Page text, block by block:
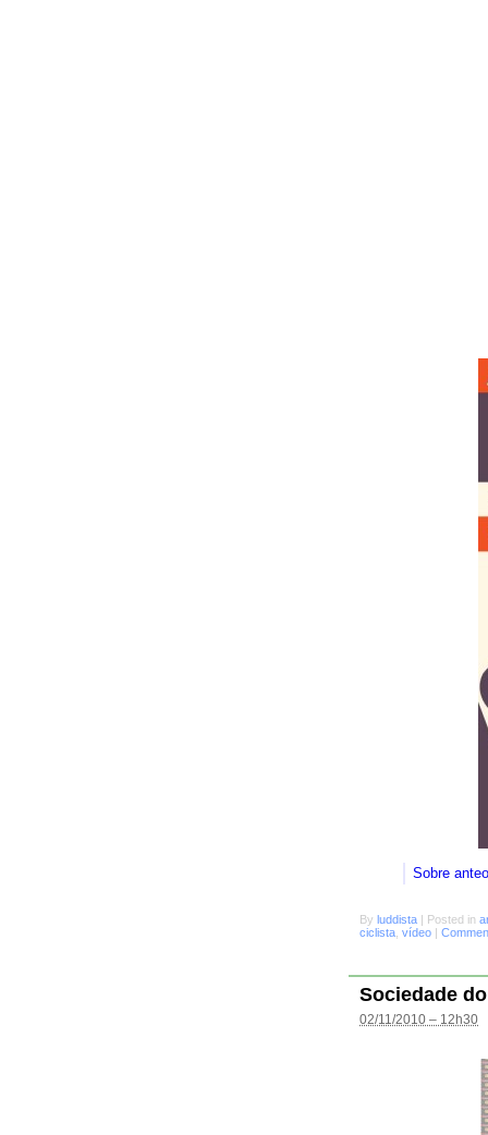
Sobre
By luddista Posted in
ciclista vídeo
Sociedade
02/11/2010 – 12h30